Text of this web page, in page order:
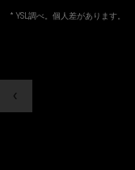
* YSL調べ。個人差があります。